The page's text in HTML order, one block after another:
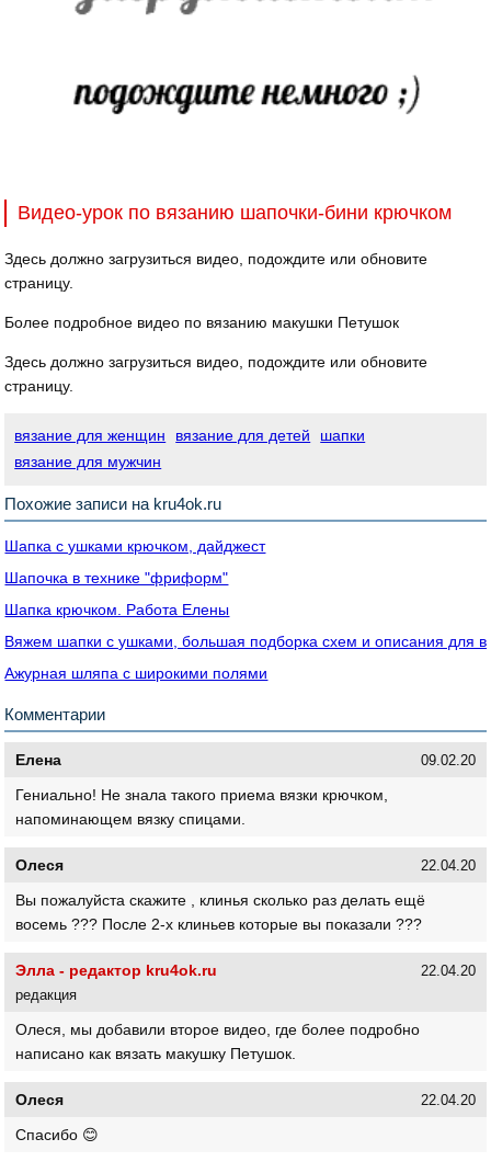
Видео-урок по вязанию шапочки-бини крючком
Здесь должно загрузиться видео, подождите или обновите
страницу.
Более подробное видео по вязанию макушки Петушок
Здесь должно загрузиться видео, подождите или обновите
страницу.
вязание для женщин вязание для детей
шапки
вязание для мужчин
Похожие записи на kru4ok.ru
Шапка с ушками крючком, дайджест
Шапочка в технике "фриформ"
Шапка крючком. Работа Елены
Вяжем шапки с ушками, большая подборка схем и описания для
Ажурная шляпа с широкими полями
Комментарии
Елена 09.02.20
Гениально! Не знала такого приема вязки крючком,
напоминающем вязку спицами.
Олеся 22.04.20
Вы пожалуйста скажите , клинья сколько раз делать ещё
восемь ??? После 2-х клиньев которые вы показали ???
Элла - редактор kru4ok.ru
редакция
22.04.20
Олеся, мы добавили второе видео, где более подробно
написано как вязать макушку Петушок.
Олеся 22.04.20
Спасибо 😊